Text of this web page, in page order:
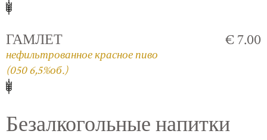
ГАМЛЕТ
нефильтрованное красное пиво
(050 6,5%об.)
€ 7.00
Безалкогольные напитки